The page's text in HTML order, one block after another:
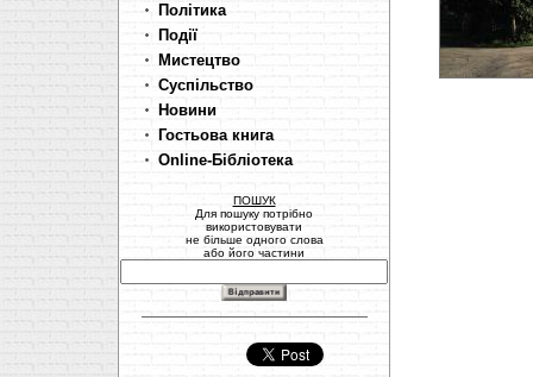
Політика
Події
Мистецтво
Суспільство
Новини
Гостьова книга
Online-Бібліотека
ПОШУК
Для пошуку потрібно
використовувати
не більше одного слова
або його частини